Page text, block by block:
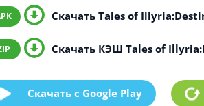
Скачать Tales of
Скачать КЭШ Tales of
Скачать c Google Play